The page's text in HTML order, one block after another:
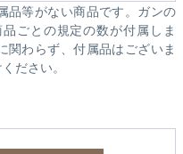
品等がない商品です。ガンの
ごとの規定の数が付属しま
関わらず、付属品はございま
ださい。